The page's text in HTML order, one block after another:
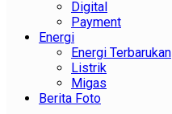
Digital
Payment
Energi
Energi Terbarukan
Listrik
Migas
Berita Foto